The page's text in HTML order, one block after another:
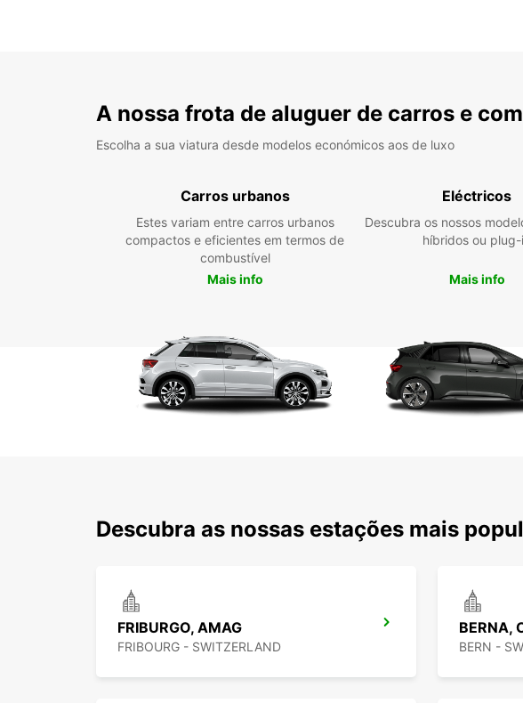
A nossa frota de aluguer de carros e
Escolha a sua viatura desde modelos económicos aos de luxo
Carros urbanos
Estes variam entre carros urbanos
compactos e eficientes em termos de
combustível
Mais info
Eléctricos
Descubra os nossos
híbridos ou plug-
Mais info
Descubra as nossas estações mais
FRIBURGO, AMAG
FRIBOURG - SWITZERLAND
BERNA,
BERN -